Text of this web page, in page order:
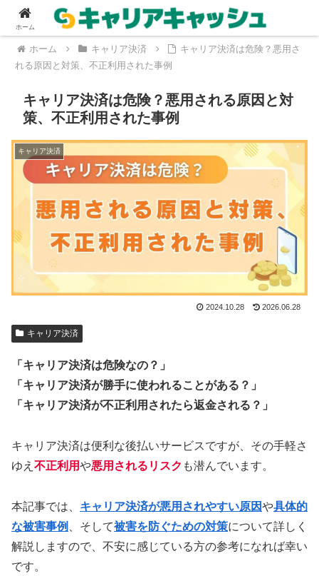
ホーム キャリア決済
キャリア決済は危険？悪用さ
れる原因と対策、不正利用された事例
キャリア決済は危険？悪用される原因と対
策、不正利用された事例
キャリア決済
2024.10.28 2026.06.28
キャリア決済
「キャリア決済は危険なの？」
「キャリア決済が勝手に使われることがある？」
「キャリア決済が不正利用されたら返金される？」
キャリア決済は便利な後払いサービスですが、その手軽さ
ゆえ 不正利用や悪用されるリスク も潜んでいます。
本記事では、 キャリア決済が悪用されやすい原因や具体的
な被害事例
、そして被害を防ぐための対策について詳しく
解説しますので、不安に感じている方の参考になれば幸い
です。
ホーム